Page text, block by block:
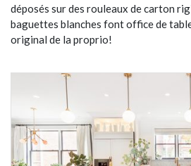
déposés sur des rouleaux de carton
baguettes blanches font office de
original de la proprio!